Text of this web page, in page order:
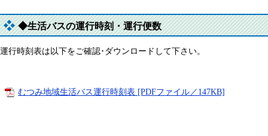
◆生活バスの運行時刻・運行便数
運行時刻表は以下をご確認･ダウンロードして下さい。
むつみ地域生活バス運行時刻表 [PDFファイル／147KB]